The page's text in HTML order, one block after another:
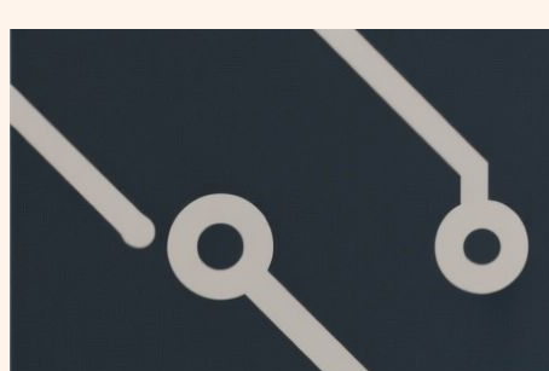
Перейти
содержимому